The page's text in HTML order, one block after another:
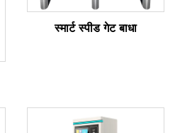
स्मार्ट स्पीड गेट बाधा